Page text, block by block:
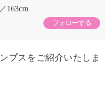
163cm
フォローする
プスをご紹介いたしま